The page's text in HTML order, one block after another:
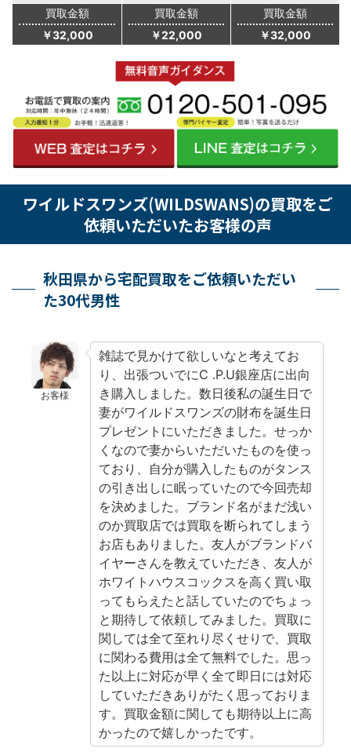
買取金額
￥32,000
買取金額
￥22,000
買取金額
￥32,000
ワイルドスワンズ(WILDSWANS)の買取をご
依頼いただいたお客様の声
秋田県から宅配買取をご依頼いただい
た30代男性
お客様
雑誌で見かけて欲しいなと考えてお
り、出張ついでにC .P.U銀座店に出向
き購入しました。数日後私の誕生日で
妻がワイルドスワンズの財布を誕生日
プレゼントにいただきました。せっか
くなので妻からいただいたものを使っ
ており、自分が購入したものがタンス
の引き出しに眠っていたので今回売却
を決めました。ブランド名がまだ浅い
のか買取店では買取を断られてしまう
お店もありました。友人がブランドバ
イヤーさんを教えていただき、友人が
ホワイトハウスコックスを高く買い取
ってもらえたと話していたのでちょっ
と期待して依頼してみました。買取に
関しては全て至れり尽くせりで、買取
に関わる費用は全て無料でした。思っ
た以上に対応が早く全て即日には対応
していただきありがたく思っておりま
す。買取金額に関しても期待以上に高
かったので嬉しかったです。